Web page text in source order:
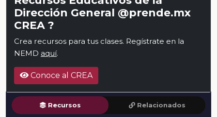
Dirección General @prende.mx
CREA ?
Crea recursos para tus clases. Regístrate en la
NEMD aquí.
Conoce al CREA
Recursos Relacionados